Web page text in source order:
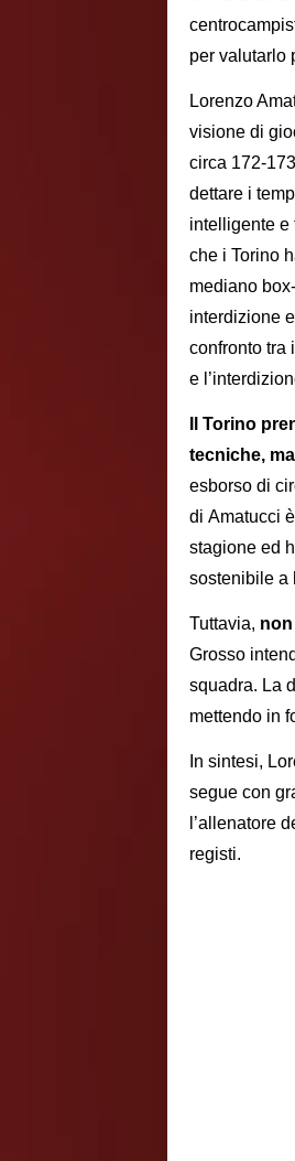
per valutarlo
Lorenzo
visione di
circa 172-
dettare i
intelligente e
che i Torino
mediano
interdizione
confronto tra
e
Il Torino
tecniche,
esborso di
di Amatucci
stagione ed
sostenibile a
Tuttavia,
Grosso
squadra. La
mettendo in
In sintesi,
segue con
l’allenatore
registi.